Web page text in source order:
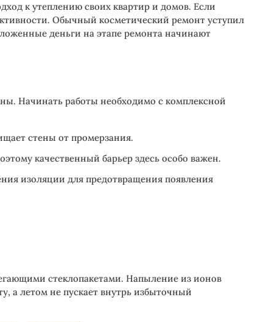
к утеплению своих квартир и домов. Если
Обычный косметический ремонт уступил
деньги на этапе ремонта начинают
Начинать работы необходимо с комплексной
стены от промерзания.
качественный барьер здесь особо важен.
изоляции для предотвращения появления
стеклопакетами. Напыление из ионов
а летом не пускает внутрь избыточный